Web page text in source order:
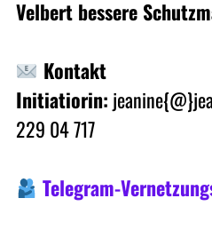
Velbert bessere
Kontakt
Initiatiorin:
229 04 717
Telegram-